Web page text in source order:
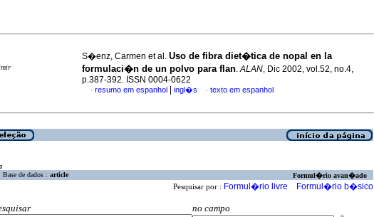
S�enz, Carmen et al. Uso de fibra diet�tica de nopal en la
formulaci�n de un polvo para flan.ALAN, Dic 2002, vol.52, no.4,
p.387-392. ISSN 0004-0622
· resumo em espanhol ingl�s · texto em espanhol
Base de dados : article Formul�rio avan�ado
Pesquisar por : Formul�rio livre Formul�rio b�sico
no campo